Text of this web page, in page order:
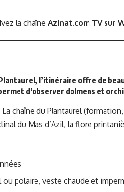
la chaîne Azinat.com TV sur
l’itinéraire offre de
d’observer dolmens et
La chaîne du Plantaurel
du Mas d’Azil, la flore
ou polaire, veste chaude et